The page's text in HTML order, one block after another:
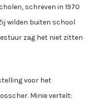
schreven in 1970
wilden buiten school
zag het niet zitten
voor het
Minie vertelt: